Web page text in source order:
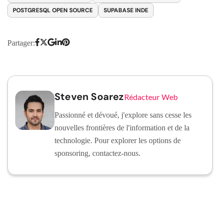
POSTGRESQL OPEN SOURCE
SUPABASE INDE
Partager:
Steven SoarezRédacteur Web
Passionné et dévoué, j'explore sans cesse les
nouvelles frontières de l'information et de la
technologie. Pour explorer les options de
sponsoring, contactez-nous.